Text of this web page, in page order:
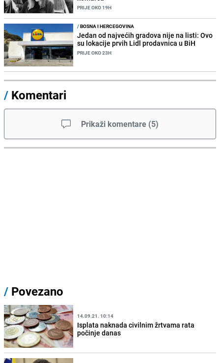
PRIJE OKO 19H
/BOSNA I HERCEGOVINA
Jedan od najvećih gradova nije na listi: Ovo
su lokacije prvih Lidl prodavnica u BiH
PRIJE OKO 23H
/ Komentari
Prikaži komentare (5)
/ Povezano
14.09.21. 10:14
Isplata naknada civilnim žrtvama rata
počinje danas